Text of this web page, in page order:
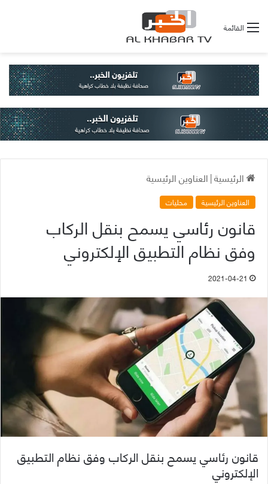
القائمة
الرئيسية|العناوين الرئيسية
العناوين الرئيسية محليات
قانون رئاسي يسمح بنقل الركاب
وفق نظام التطبيق الإلكتروني
2021-04-21
قانون رئاسي يسمح بنقل الركاب وفق نظام التطبيق
الإلكتروني